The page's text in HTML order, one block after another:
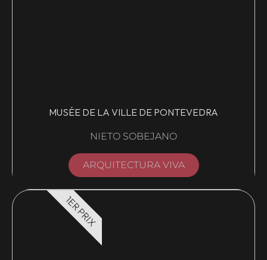
MUSÉE DE LA VILLE DE PONTEVEDRA
NIETO SOBEJANO
ARQUITECTURA VIVA
1ER PRIX